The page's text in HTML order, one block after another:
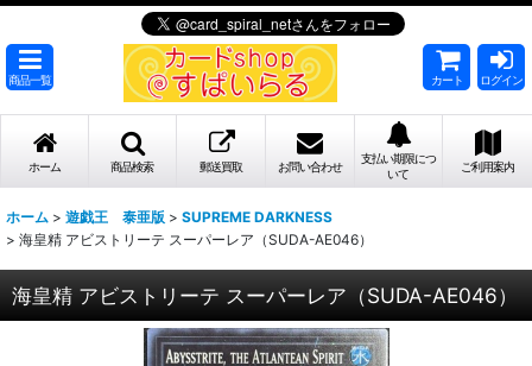
商品一覧 カート ログイン
ホーム 商品検索 郵送買取 お問い合わせ
支払い期限につ
いて
ご利用案内
ホーム > 遊戯王 泰亜版 > SUPREME DARKNESS
> 海皇精 アビストリーテ スーパーレア（SUDA-AE046）
海皇精 アビストリーテ スーパーレア（SUDA-AE046）